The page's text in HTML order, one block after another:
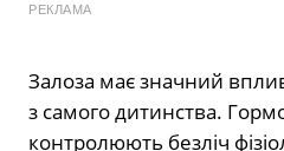
РЕКЛАМА
Залоза має значний
з самого дитинства.
контролюють безліч